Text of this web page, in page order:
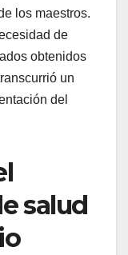
los maestros.
de
obtenidos
un
del
salud